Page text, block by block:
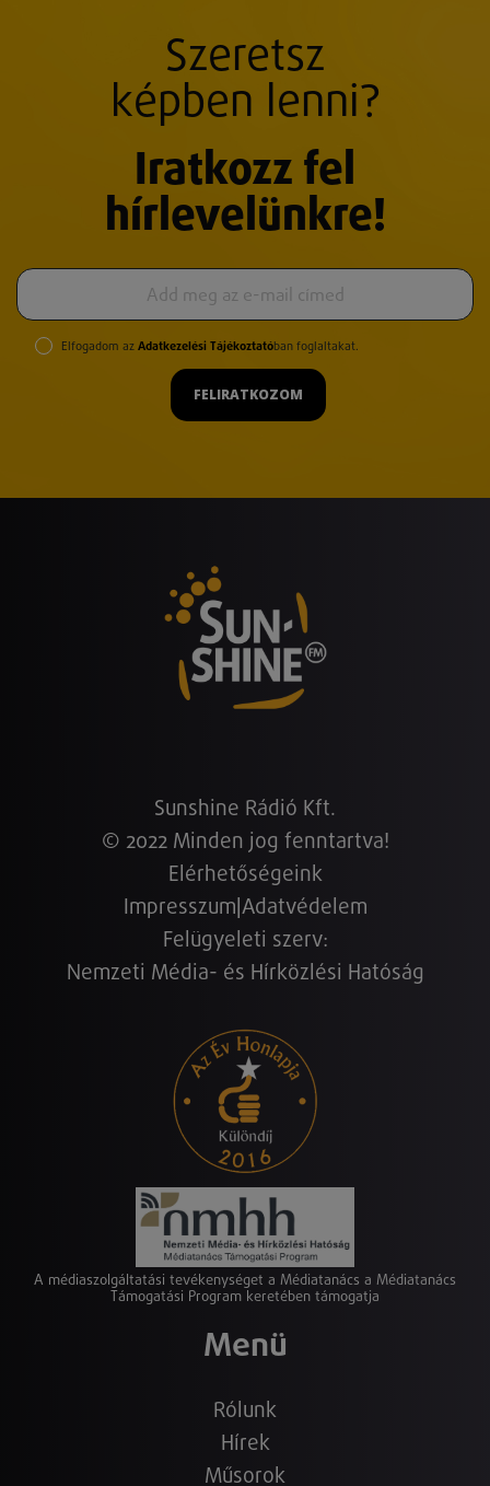
Szeretsz
képben lenni?
Iratkozz fel
hírlevelünkre!
Elfogadom az Adatkezelési Tájékoztatóban foglaltakat.
FELIRATKOZOM
Sunshine Rádió Kft.
© 2022 Minden jog fenntartva!
Elérhetőségeink
Impresszum Adatvédelem
Felügyeleti szerv:
Nemzeti Média- és Hírközlési Hatóság
A médiaszolgáltatási tevékenységet a Médiatanács a Médiatanács
Támogatási Program keretében támogatja
Menü
Rólunk
Hírek
Műsorok